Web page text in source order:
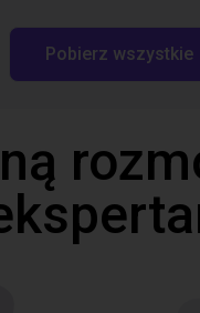
Pobierz wszystkie